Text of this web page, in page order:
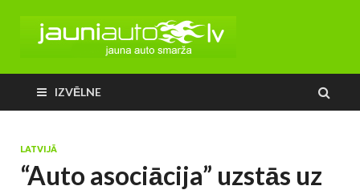
IZVĒLNE
LATVIJĀ
“Auto asociācija” uzstās uz